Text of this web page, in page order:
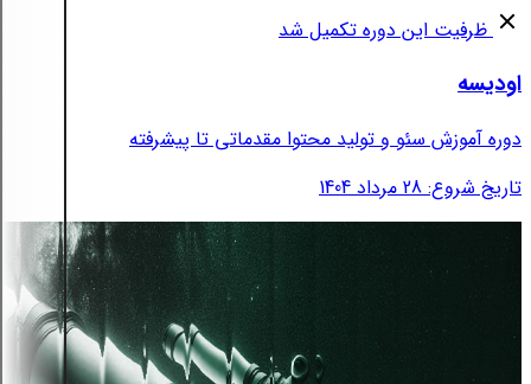
ظرفیت این دوره تکمیل شد
اودیسه
دوره آموزش سئو و تولید محتوا مقدماتی تا پیشرفته
تاریخ شروع: 28 مرداد 1404